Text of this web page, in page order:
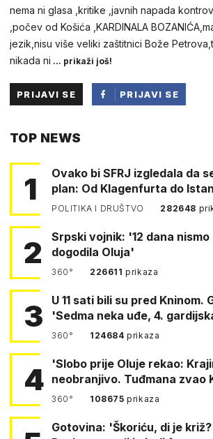
nema ni glasa ,kritike ,javnih napada
,počev od Košića ,KARDINALA
jezik,nisu više veliki zaštitnici Bože
nikada ni ... prikaži još!
PRIJAVI SE
PRIJAVI SE
TOP NEWS
1
Ovako bi SFRJ izgledala da
plan: Od Klagenfurta do
POLITIKA I DRUŠTVO 282648
2
Srpski vojnik: '12 dana nismo
dogodila Oluja'
360° 226611prikaza
3
U 11 sati bili su pred Kninom. Gotovina:
'Sedma neka uđe, 4.
360° 124684prikaza
4
'Slobo prije Oluje rekao:
neobranjivo. Tuđmana zvao
360° 108675prikaza
Gotovina: 'Škoriću, di je